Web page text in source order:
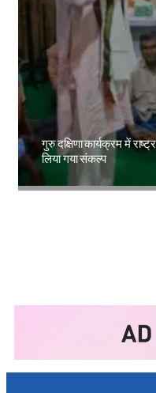
गुरु दक्षिणा कार्यक्रम में
लिया गया संकल्प
Amit Lekh